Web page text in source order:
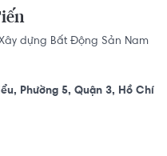
dựng Bất Động Sản Nam
Phường 5, Quận 3, Hồ Chí